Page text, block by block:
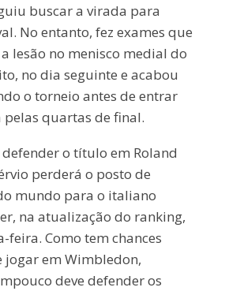
buscar a virada para
No entanto, fez exames que
lesão no menisco medial do
no dia seguinte e acabou
o torneio antes de entrar
quartas de final.
o título em Roland
perderá o posto de
mundo para o italiano
na atualização do ranking,
feira. Como tem chances
jogar em Wimbledon,
deve defender os